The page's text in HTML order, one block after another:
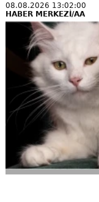
08.08.2026 13:02:00
HABER MERKEZİ/AA